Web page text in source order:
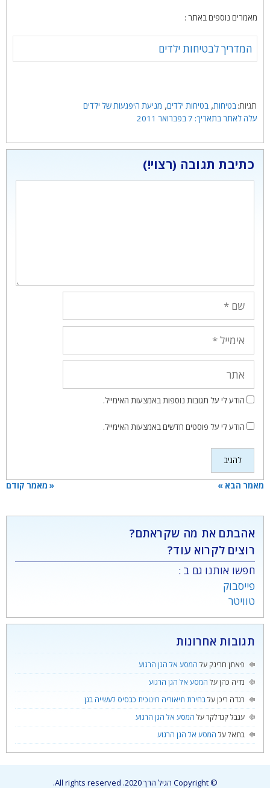
מאמרים נוספים באתר :
המדריך לבטיחות ילדים
תגיות
בטיחות, בטיחות ילדים, מניעת היפגעות של ילדים
7 בפברואר 2011
כתיבת תגובה
הודע לי על תגובות נוספות באמצעות האימייל.
הודע לי על פוסטים חדשים באמצעות האימייל.
« מאמר קודם מאמר הבא »
אהבתם את מה שקראתם?
רוצים לקרוא עוד?
חפשו אותנו גם ב :
פייסבוק
טוויטר
תגובות אחרונות
פאתן חרינק על המסע אל הגן הרגוע
נדיה כהןעל המסע אל הגן הרגוע
רגדה ריכןעלבחירת תיאוריה חינוכית כבסיס לעשייה בגן
ענבל קנדלקרעל המסע אל הגן הרגוע
בתאלעל המסע אל הגן הרגוע
© Copyright הגיל הרך 2020. All rights reserved.